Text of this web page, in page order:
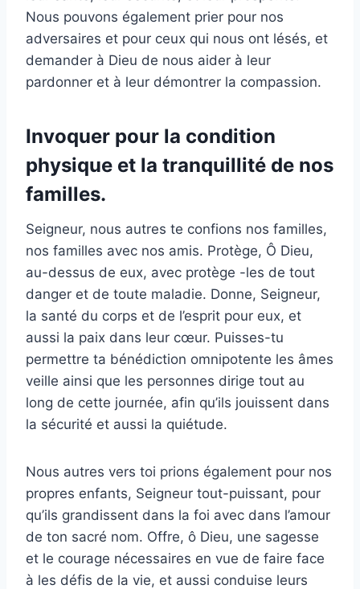
Nous pouvons également prier pour nos
adversaires et pour ceux qui nous ont lésés, et
demander à Dieu de nous aider à leur
pardonner et à leur démontrer la compassion.
Invoquer pour la condition
physique et la tranquillité de nos
familles.
Seigneur, nous autres te confions nos familles,
nos familles avec nos amis. Protège, Ô Dieu,
au-dessus de eux, avec protège -les de tout
danger et de toute maladie. Donne, Seigneur,
la santé du corps et de l’esprit pour eux, et
aussi la paix dans leur cœur. Puisses-tu
permettre ta bénédiction omnipotente les âmes
veille ainsi que les personnes dirige tout au
long de cette journée, afin qu’ils jouissent dans
la sécurité et aussi la quiétude.
Nous autres vers toi prions également pour nos
propres enfants, Seigneur tout-puissant, pour
qu’ils grandissent dans la foi avec dans l’amour
de ton sacré nom. Offre, ô Dieu, une sagesse
et le courage nécessaires en vue de faire face
à les défis de la vie, et aussi conduise leurs